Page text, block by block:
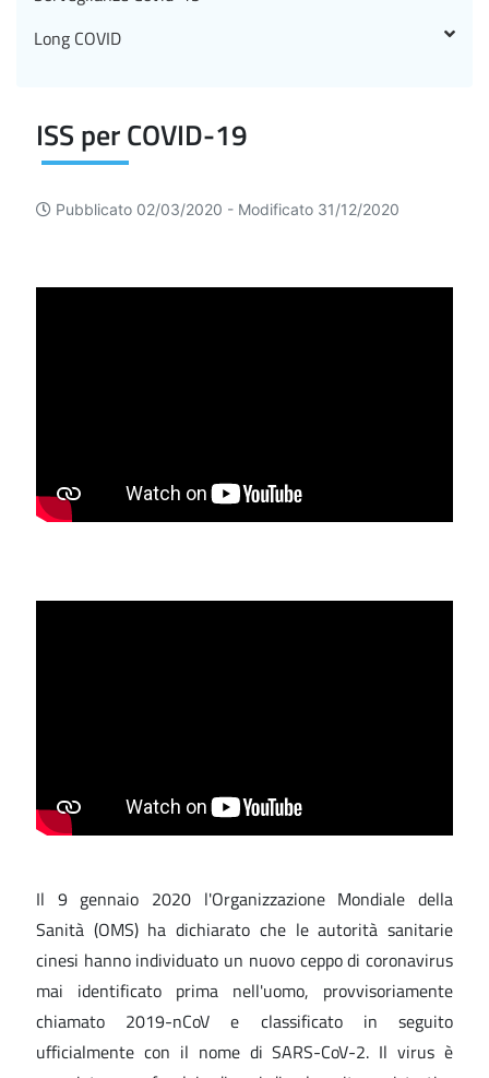
ISS per COVID-19
Pubblicato 02/03/2020 - Modificato 31/12/2020
Il 9 gennaio 2020 l'Organizzazione Mondiale della
Sanità (OMS) ha dichiarato che le autorità sanitarie
cinesi hanno individuato un nuovo ceppo di coronavirus
mai identificato prima nell'uomo, provvisoriamente
chiamato 2019-nCoV e classificato in seguito
ufficialmente con il nome di SARS-CoV-2. Il virus è
Long COVID